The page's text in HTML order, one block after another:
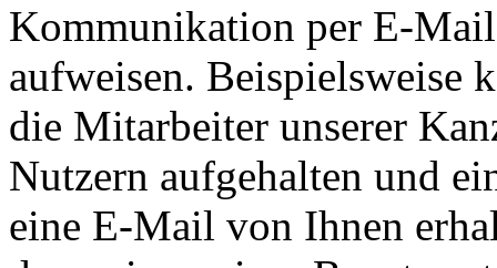
Kommunikation per E-
aufweisen. Beispielsweise
die Mitarbeiter unserer
Nutzern aufgehalten und
eine E-Mail von Ihnen